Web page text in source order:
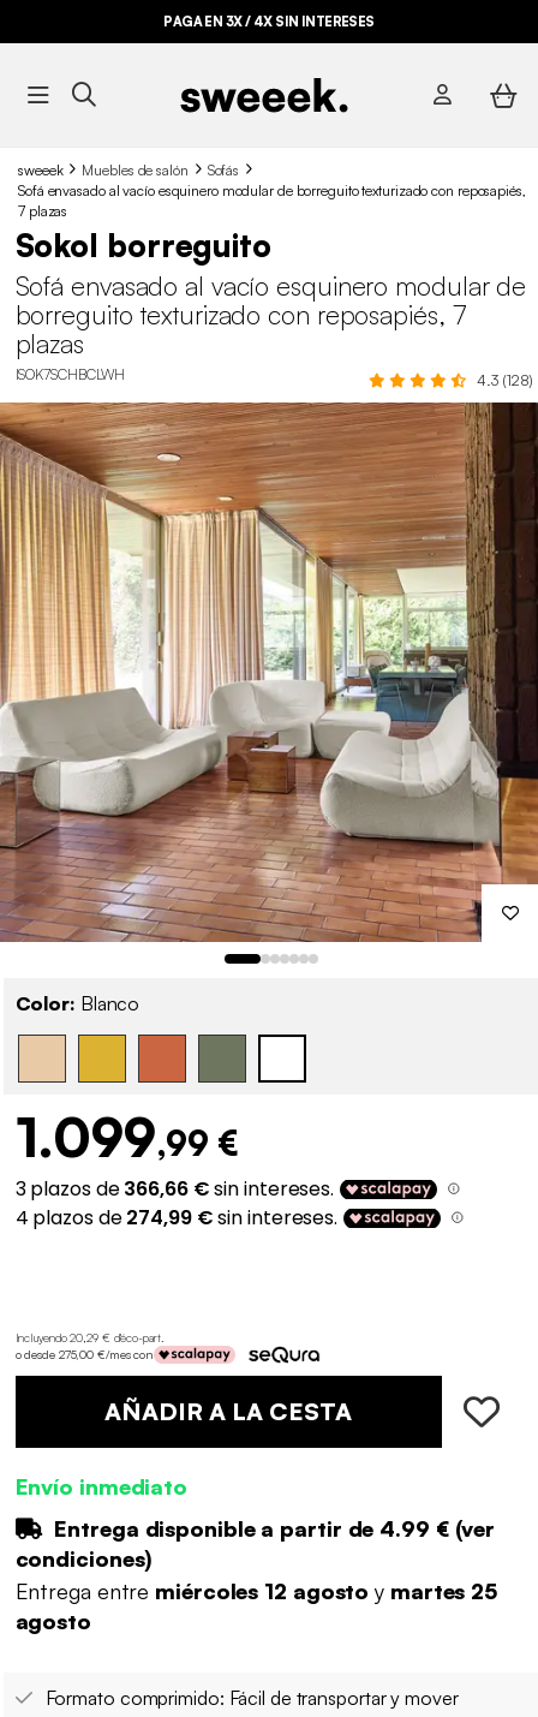
PAGA EN 3X / 4X SIN INTERESES
sweeek Muebles de salón
Sofás
Sofá envasado al vacío esquinero modular de borreguito texturizado con reposapiés,
7 plazas
Sokol borreguito
Sofá envasado al vacío esquinero modular de
borreguito texturizado con reposapiés, 7
plazas
ISOK7SCHBCLWH 4.3 (128)
Color: Blanco
1.099,99 €
Incluyendo 20,29 € d'éco-part.
o desde 275,00 €/mes con
AÑADIR A LA CESTA
Envío inmediato
Entrega disponible a partir de 4.99 €(ver
condiciones)
Entrega entre miércoles 12 agostoy martes 25
agosto
Formato comprimido: Fácil de transportar y mover